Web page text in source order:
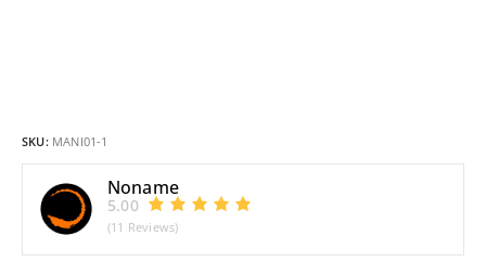
SKU: MANI01-1
Noname
5.00
(11 Reviews)